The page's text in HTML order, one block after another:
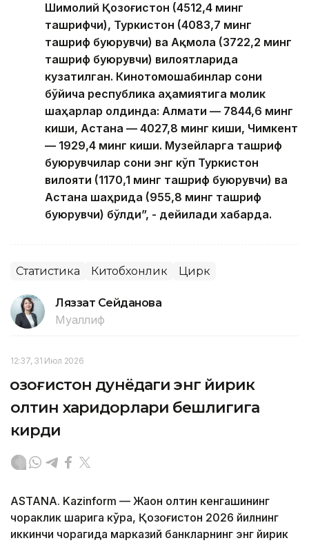
Шимолий Қозоғистон (4512,4 минг
ташрифчи), Туркистон (4083,7 минг
ташриф буюрувчи) ва Ақмола (3722,2 минг
ташриф буюрувчи) вилоятларида
кузатилган. Кинотомошабинлар сони
бўйича республика аҳамиятига молик
шаҳарлар олдинда: Алмати — 7844,6 минг
киши, Астана — 4027,8 минг киши, Чимкент
— 1929,4 минг киши. Музейларга ташриф
буюрувчилар сони энг кўп Туркистон
вилояти (1170,1 минг ташриф буюрувчи) ва
Астана шаҳрида (955,8 минг ташриф
буюрувчи) бўлди”, - дейилади хабарда.
Статистика Китобхонлик Цирк
Ляззат Сейданова
Муаллиф
12:37, 31 Июл 2026
Қозоғистон дунёдаги энг йирик
олтин харидорлари бешлигига
кирди
ASTANA. Kazinform — Жаҳон олтин кенгашининг
чораклик шарҳига кўра, Қозоғистон 2026 йилнинг
иккинчи чорагида марказий банкларнинг энг йирик